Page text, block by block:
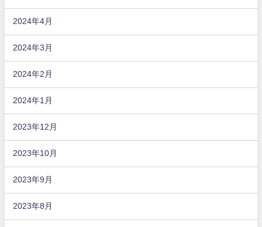
2024年4月
2024年3月
2024年2月
2024年1月
2023年12月
2023年10月
2023年9月
2023年8月